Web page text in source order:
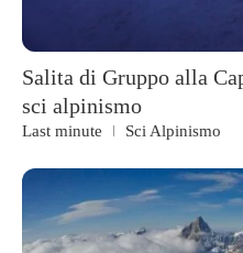
Salita di Gruppo alla
sci alpinismo
Last minute Sci Alpinismo